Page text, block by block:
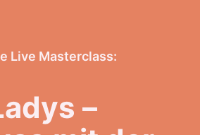
Live Masterclass:
–